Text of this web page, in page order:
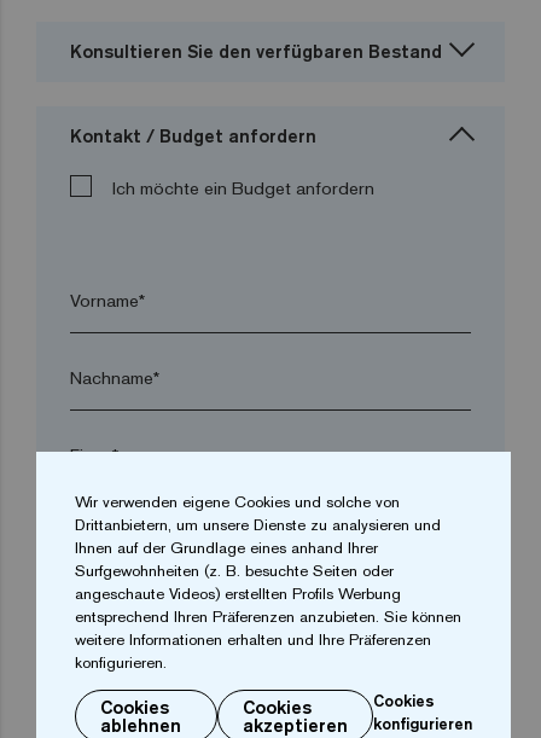
Konsultieren Sie den verfügbaren Bestand
Kontakt / Budget anfordern
Ich möchte ein Budget anfordern
Vorname*
Nachname*
Firma*
Ort*
Postleitzahl*
Wir verwenden eigene Cookies und solche von
Drittanbietern, um unsere Dienste zu analysieren und
Ihnen auf der Grundlage eines anhand Ihrer
Surfgewohnheiten (z. B. besuchte Seiten oder
angeschaute Videos) erstellten Profils Werbung
entsprechend Ihren Präferenzen anzubieten. Sie können
weitere Informationen erhalten und Ihre Präferenzen
konfigurieren.
Cookies
ablehnen
Cookies
akzeptieren
Cookies
konfigurieren